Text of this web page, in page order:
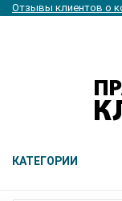
Отзывы клиентов о
КАТЕГОРИИ